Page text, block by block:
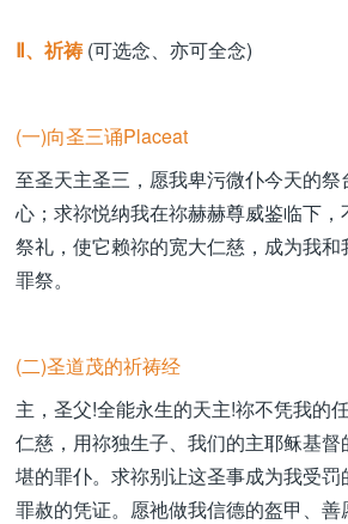
Ⅱ、祈祷(可选念、亦可全念)
(一)向圣三诵Placeat
至圣天主圣三，愿我卑污微仆今天的
心；求祢悦纳我在祢赫赫尊威鉴临下
祭礼，使它赖祢的宽大仁慈，成为我
罪祭。
(二)圣道茂的祈祷经
主，圣父!全能永生的天主!祢不凭我的
仁慈，用祢独生子、我们的主耶稣基
堪的罪仆。求祢别让这圣事成为我受
罪赦的凭证。愿祂做我信德的盔甲、